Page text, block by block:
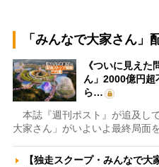
「みんなで大家さん」
《ついに見え
ん」2000億円超
ら…
本誌『週刊ポスト』が追及し
大家さん」がいよいよ最終局面
【独走スクープ・みんなで